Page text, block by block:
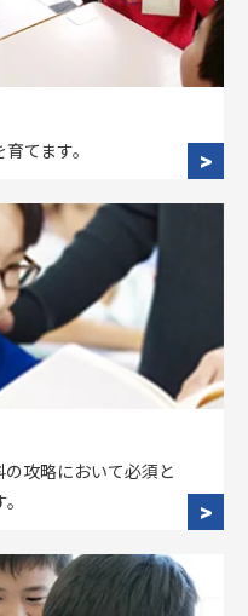
てます。
攻略において必須と